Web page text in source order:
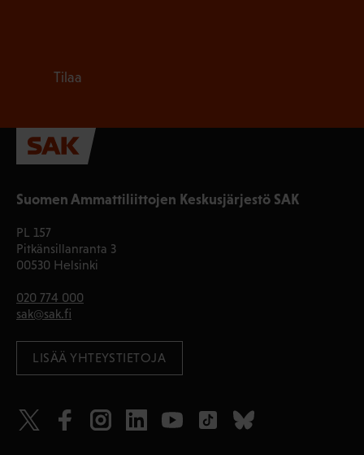
Suomen Ammattiliittojen Keskusjärjestö SAK
PL 157
Pitkänsillanranta 3
00530 Helsinki
020 774 000
sak@sak.fi
LISÄÄ YHTEYSTIETOJA
Tilaa